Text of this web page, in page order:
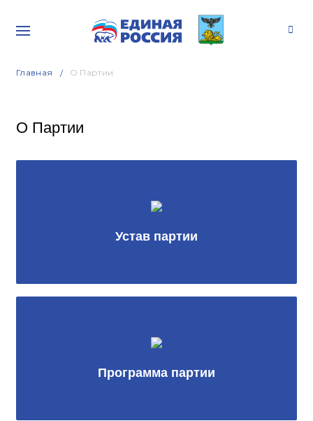
Главная О Партии
О Партии
Устав партии
Программа партии